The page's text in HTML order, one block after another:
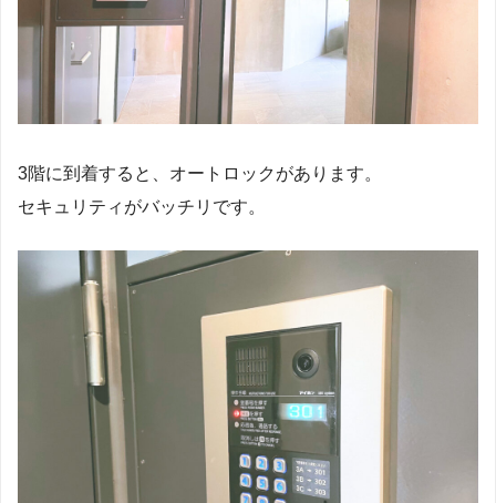
3階に到着すると、オートロックがあります。
セキュリティがバッチリです。